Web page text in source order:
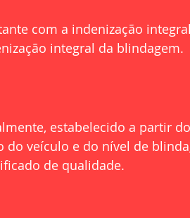
com a indenização
integral da blindagem.
estabelecido a partir
veículo e do nível de
de qualidade.